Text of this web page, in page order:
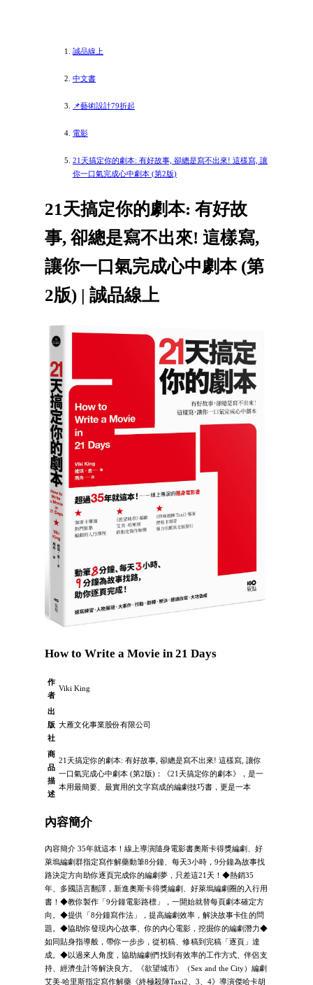
誠品線上
中文書
📌藝術設計79折起
電影
21天搞定你的劇本: 有好故事, 卻總是寫不出來! 這樣寫, 讓
你一口氣完成心中劇本 (第2版)
21天搞定你的劇本: 有好故
事, 卻總是寫不出來! 這樣寫,
讓你一口氣完成心中劇本 (第
2版) | 誠品線上
How to Write a Movie in 21 Days
作
者
Viki King
出
版
社
大雁文化事業股份有限公司
商
品
描
述
21天搞定你的劇本: 有好故事, 卻總是寫不出來! 這樣寫, 讓你
一口氣完成心中劇本 (第2版)：《21天搞定你的劇本》，是一
本用最簡要、最實用的文字寫成的編劇技巧書，更是一本
內容簡介
內容簡介 35年就這本！線上導演隨身電影書奧斯卡得獎編劇、好
萊塢編劇群指定寫作解藥動筆8分鐘、每天3小時，9分鐘為故事找
路決定方向助你逐頁完成你的編劇夢，只差這21天！◆熱銷35
年、多國語言翻譯，新進奧斯卡得獎編劇、好萊塢編劇圈的入行用
書！◆教你製作「9分鐘電影路標」，一開始就替每頁劇本確定方
向。◆提供「8分鐘寫作法」，提高編劇效率，解決故事卡住的問
題。◆協助你發現內心故事、你的內心電影，挖掘你的編劇潛力◆
如同貼身指導般，帶你一步步，從初稿、修稿到完稿「逐頁」達
成。◆以過來人角度，協助編劇們找到有效率的工作方式、伴侶支
持、經濟生計等解決良方。《欲望城市》（Sex and the City）編劇
艾美‧哈里斯指定寫作解藥《終極殺陣Taxi2、3、4》導演傑哈卡胡